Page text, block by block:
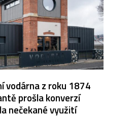
vodárna z roku 1874
prošla konverzí
nečekané využití